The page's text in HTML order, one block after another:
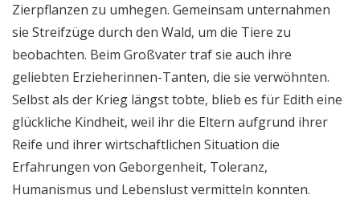
Zierpflanzen zu umhegen. Gemeinsam unternahmen
sie Streifzüge durch den Wald, um die Tiere zu
beobachten. Beim Großvater traf sie auch ihre
geliebten Erzieherinnen-Tanten, die sie verwöhnten.
Selbst als der Krieg längst tobte, blieb es für Edith eine
glückliche Kindheit, weil ihr die Eltern aufgrund ihrer
Reife und ihrer wirtschaftlichen Situation die
Erfahrungen von Geborgenheit, Toleranz,
Humanismus und Lebenslust vermitteln konnten.